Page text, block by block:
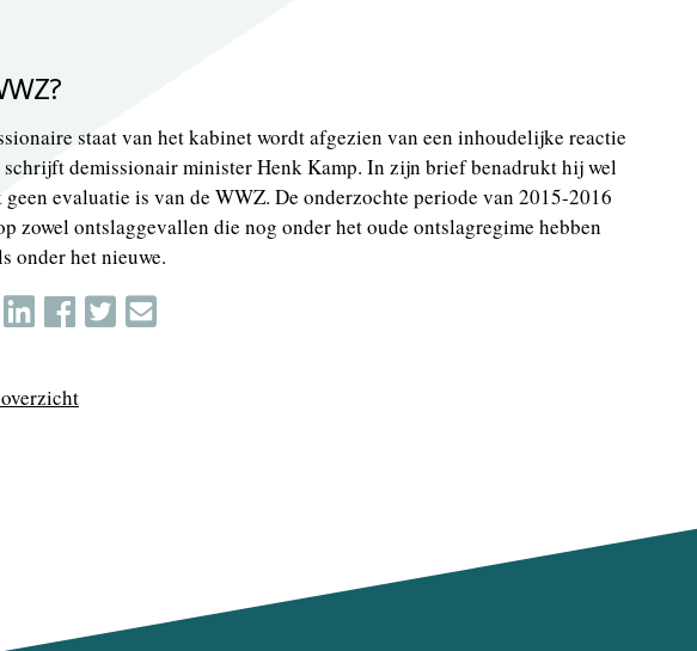
staat van het kabinet wordt afgezien van een inhoudelijke reactie
schrijft demissionair minister Henk Kamp. In zijn brief benadrukt hij wel
evaluatie is van de WWZ. De onderzochte periode van 2015-2016
zowel ontslaggevallen die nog onder het oude ontslagregime hebben
onder het nieuwe.